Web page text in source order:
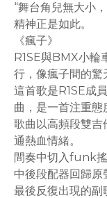
“舞台角兒無大小
精神正是如此。
《瘋子》
R1SE與BMX小輪
行，像瘋子間的驚
這首歌是R1SE成
曲，是一首注重態
歌曲以高頻段雙吉
通熱血情緒。
間奏中切入funk搖
中後段配器回歸原
最後反復出現的副